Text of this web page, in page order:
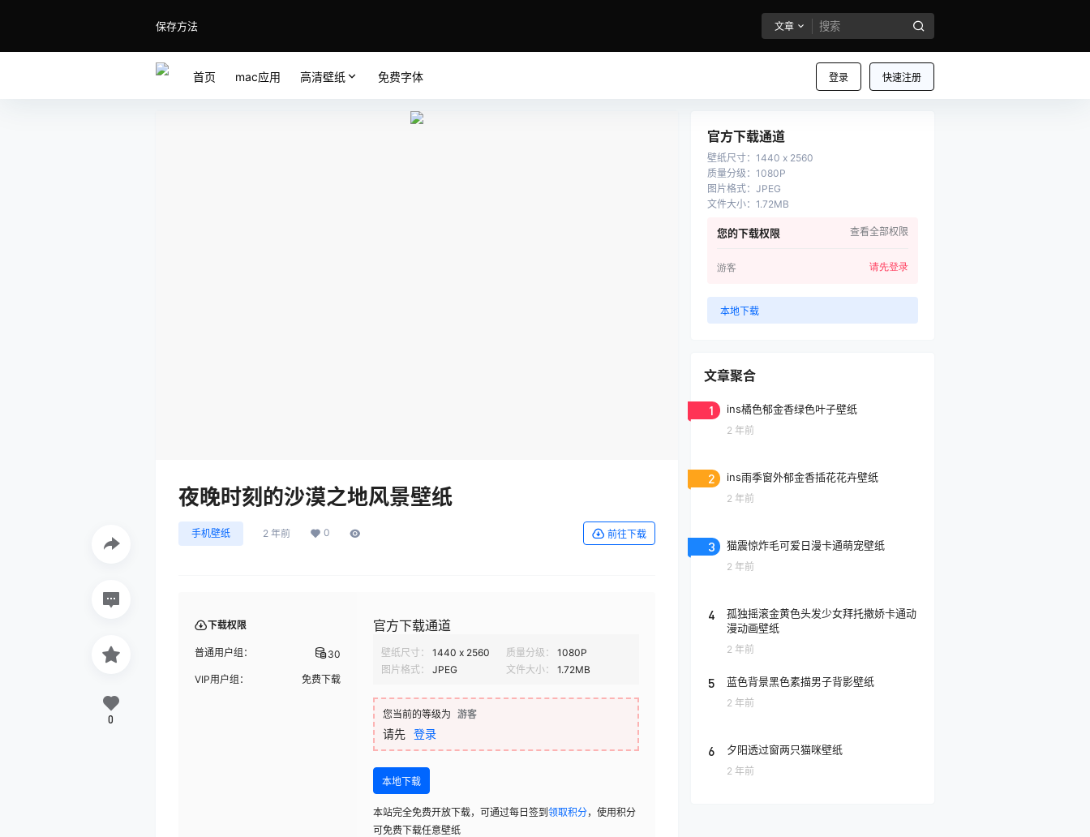
保存方法 文章
登录 快速注册
首页 mac应用 高清壁纸 免费字体
夜晚时刻的沙漠之地风景壁纸
手机壁纸 2 年前 0 前往下载
下载权限
普通用户组： 30
VIP用户组： 免费下载
官方下载通道
壁纸尺寸： 1440 x 2560 质量分级：
1080P
图片格式：
JPEG 文件大小： 1.72MB
您当前的等级为 游客
请先 登录
本地下载
本站完全免费开放下载，可通过每日签到 领取积分，使用积分
可免费下载任意壁纸
0
官方下载通道
壁纸尺寸： 1440 x 2560
质量分级 ： 1080P
图片格式： JPEG
文件大小： 1.72MB
您的下载权限 查看全部权限
游客 请先登录
本地下载
文章聚合
1 ins橘色郁金香绿色叶子壁纸
2 年前
2 ins雨季窗外郁金香插花花卉壁纸
2 年前
3 猫震惊炸毛可爱日漫卡通萌宠壁纸
2 年前
4
孤独摇滚金黄色头发少女拜托撒娇卡通动
漫动画壁纸
2 年前
5 蓝色背景黑色素描男子背影壁纸
2 年前
6 夕阳透过窗两只猫咪壁纸
2 年前